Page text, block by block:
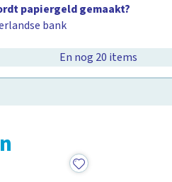
papiergeld gemaakt?
bank
En nog 20 items